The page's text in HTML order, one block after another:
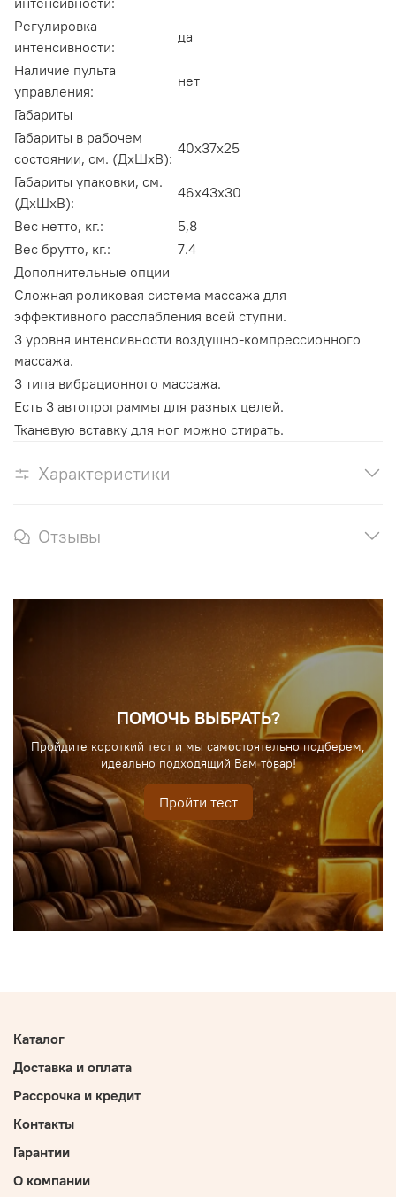
Регулировка
интенсивности:
да
Наличие пульта
управления:
нет
Габариты
Габариты в рабочем
состоянии, см. (ДхШхВ):
40х37х25
Габариты упаковки, см.
(ДхШхВ):
46х43х30
Вес нетто, кг.:
5,8
Вес брутто, кг.:
7.4
Дополнительные опции
Сложная роликовая система массажа для
эффективного расслабления всей ступни.
3 уровня интенсивности воздушно-компрессионного
массажа.
3 типа вибрационного массажа.
Есть 3 автопрограммы для разных целей.
Тканевую вставку для ног можно стирать.
Характеристики
Отзывы
ПОМОЧЬ ВЫБРАТЬ?
Пройдите короткий тест и мы самостоятельно подберем,
идеально подходящий Вам товар!
Пройти тест
Каталог
Доставка и оплата
Рассрочка и кредит
Контакты
Гарантии
О компании